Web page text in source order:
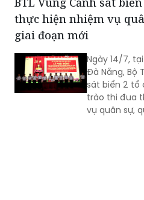
thực hiện nhiệm vụ
giai đoạn mới
Ngày 14/7,
Đà Nẵng, Bộ
sát biển 2 tổ
trào thi đua
vụ quân sự,